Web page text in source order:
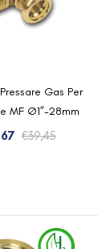
Gas Per
MF Ø1”-28mm
€39,45Il
€39,45.
Il
€23,67.